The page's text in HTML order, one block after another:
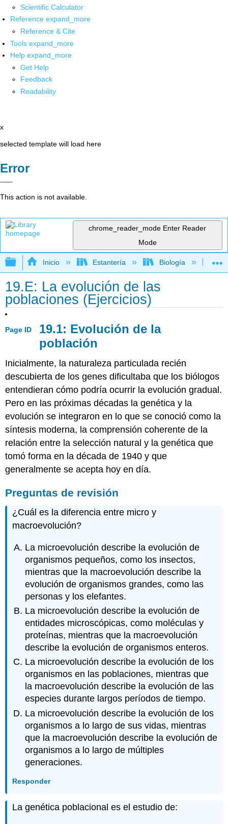
Scientific Calculator
Reference expand_more
Reference & Cite
Tools expand_more
Help expand_more
Get Help
Feedback
Readability
x
selected template will load here
Error
This action is not available.
chrome_reader_mode Enter Reader
Mode
Expandir/contraer jerarquía global
Inicio Estantería Biología
19.E: La evolución de las
poblaciones (Ejercicios)
Page ID
19.1: Evolución de la
población
Inicialmente, la naturaleza particulada recién
descubierta de los genes dificultaba que los biólogos
entendieran cómo podría ocurrir la evolución gradual.
Pero en las próximas décadas la genética y la
evolución se integraron en lo que se conoció como la
síntesis moderna, la comprensión coherente de la
relación entre la selección natural y la genética que
tomó forma en la década de 1940 y que
generalmente se acepta hoy en día.
Preguntas de revisión
¿Cuál es la diferencia entre micro y
macroevolución?
La microevolución describe la evolución de
organismos pequeños, como los insectos,
mientras que la macroevolución describe la
evolución de organismos grandes, como las
personas y los elefantes.
La microevolución describe la evolución de
entidades microscópicas, como moléculas y
proteínas, mientras que la macroevolución
describe la evolución de organismos enteros.
La microevolución describe la evolución de los
organismos en las poblaciones, mientras que
la macroevolución describe la evolución de las
especies durante largos períodos de tiempo.
La microevolución describe la evolución de los
organismos a lo largo de sus vidas, mientras
que la macroevolución describe la evolución de
organismos a lo largo de múltiples
generaciones.
Responder
La genética poblacional es el estudio de: